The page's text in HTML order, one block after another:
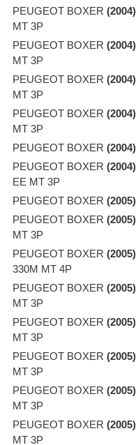
PEUGEOT BOXER (2004)
MT 3P
PEUGEOT BOXER (2004)
MT 3P
PEUGEOT BOXER (2004)
MT 3P
PEUGEOT BOXER (2004)
MT 3P
PEUGEOT BOXER (2004)
PEUGEOT BOXER (2004)
EE MT 3P
PEUGEOT BOXER (2005)
PEUGEOT BOXER (2005)
MT 3P
PEUGEOT BOXER (2005)
330M MT 4P
PEUGEOT BOXER (2005)
MT 3P
PEUGEOT BOXER (2005)
MT 3P
PEUGEOT BOXER (2005)
MT 3P
PEUGEOT BOXER (2005)
MT 3P
PEUGEOT BOXER (2005)
MT 3P